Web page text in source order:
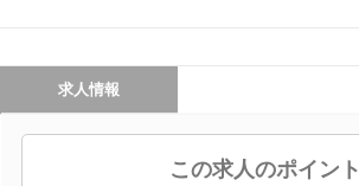
求人情報
この求人のポイント